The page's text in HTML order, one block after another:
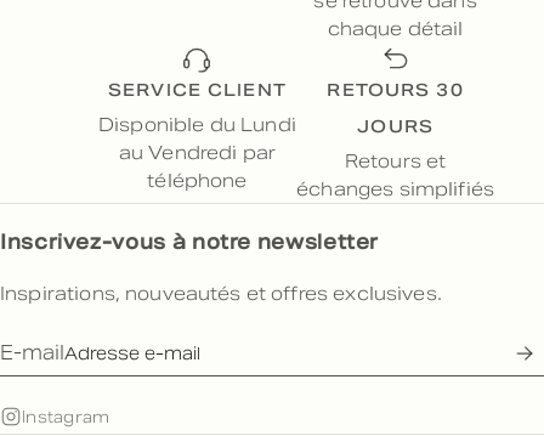
chaque détail
SERVICE CLIENT
Disponible du Lundi
au Vendredi par
téléphone
RETOURS 30
JOURS
Retours et
échanges simplifiés
Inscrivez-vous à notre newsletter
Inspirations, nouveautés et offres exclusives.
E-mail
Instagram